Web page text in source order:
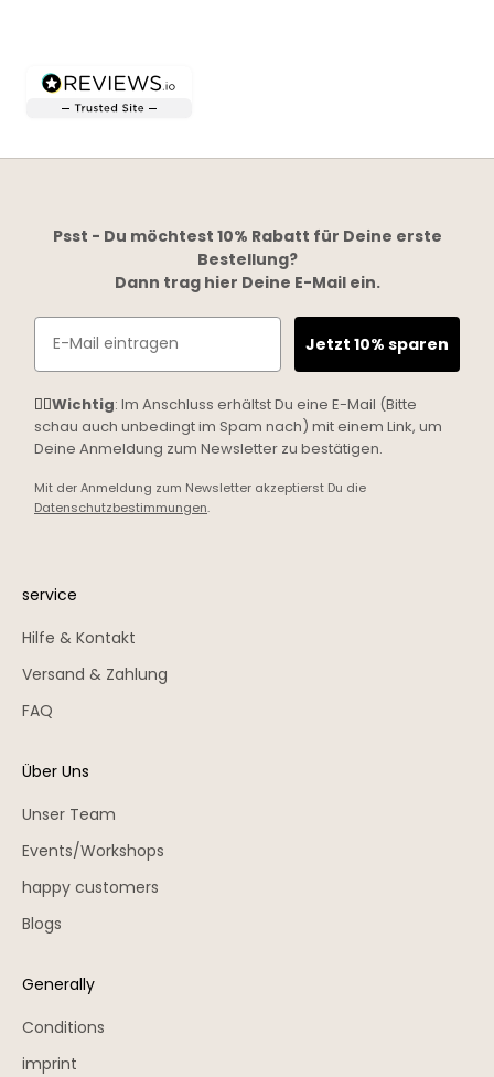
Psst - Du möchtest 10% Rabatt für Deine erste
Bestellung?
Dann trag hier Deine E-Mail ein.
Email
Jetzt 10% sparen
☝🏼Wichtig: Im Anschluss erhältst Du eine E-Mail (Bitte
schau auch unbedingt im Spam nach) mit einem Link, um
Deine Anmeldung zum Newsletter zu bestätigen.
Mit der Anmeldung zum Newsletter akzeptierst Du die
Datenschutzbestimmungen.
service
Hilfe & Kontakt
Versand & Zahlung
FAQ
Über Uns
Unser Team
Events/Workshops
happy customers
Blogs
Generally
Conditions
imprint